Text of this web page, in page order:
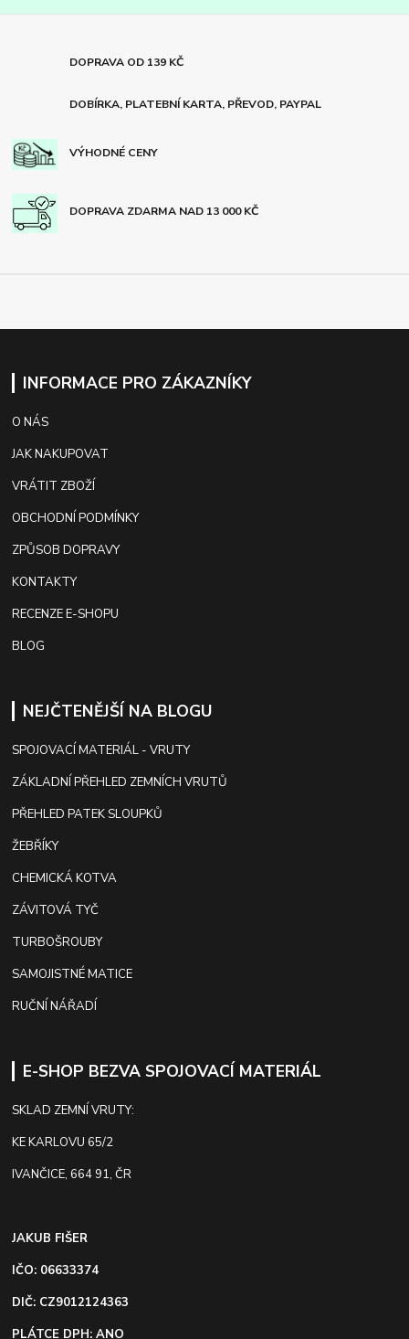
DOPRAVA OD 139 KČ
DOBÍRKA, PLATEBNÍ KARTA, PŘEVOD, PAYPAL
VÝHODNÉ CENY
DOPRAVA ZDARMA NAD 13 000 KČ
INFORMACE PRO ZÁKAZNÍKY
O NÁS
JAK NAKUPOVAT
VRÁTIT ZBOŽÍ
OBCHODNÍ PODMÍNKY
ZPŮSOB DOPRAVY
KONTAKTY
RECENZE E-SHOPU
BLOG
NEJČTENĚJŠÍ NA BLOGU
SPOJOVACÍ MATERIÁL - VRUTY
ZÁKLADNÍ PŘEHLED ZEMNÍCH VRUTŮ
PŘEHLED PATEK SLOUPKŮ
ŽEBŘÍKY
CHEMICKÁ KOTVA
ZÁVITOVÁ TYČ
TURBOŠROUBY
SAMOJISTNÉ MATICE
RUČNÍ NÁŘADÍ
E-SHOP BEZVA SPOJOVACÍ MATERIÁL
SKLAD ZEMNÍ VRUTY:
KE KARLOVU 65/2
IVANČICE, 664 91, ČR
JAKUB FIŠER
IČO: 06633374
DIČ: CZ9012124363
PLÁTCE DPH: ANO